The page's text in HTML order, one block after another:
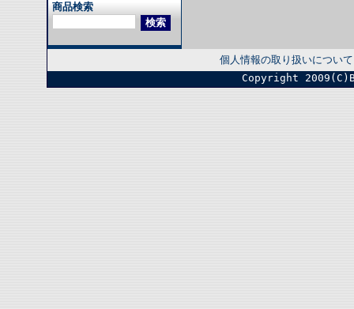
商品検索
個人情報の取り扱いについて
Copyright